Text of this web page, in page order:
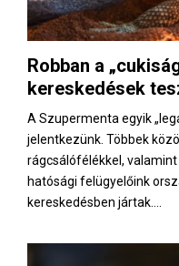
Robban a
kereskedések
A Szupermenta egyik
jelentkezünk. Többek
rágcsálófélékkel,
hatósági felügyelőink
kereskedésben jártak....